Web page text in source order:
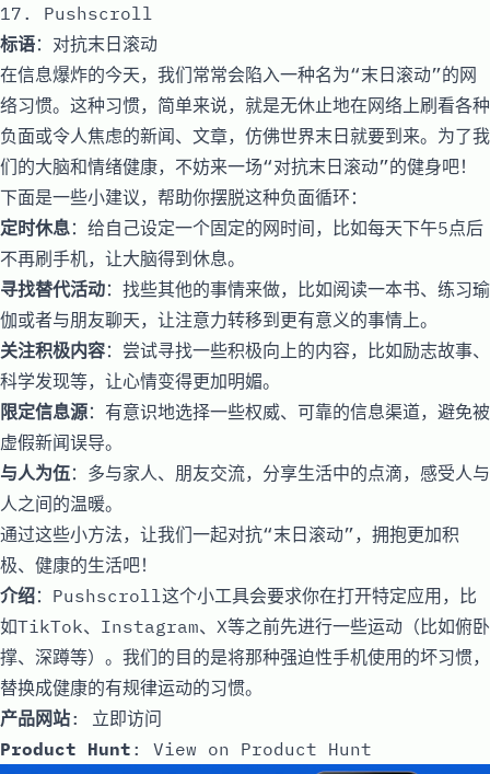
17. Pushscroll
标语：对抗末日滚动
在信息爆炸的今天，我们常常会陷入一种名为“末日滚动”的网
络习惯。这种习惯，简单来说，就是无休止地在网络上刷看各种
负面或令人焦虑的新闻、文章，仿佛世界末日就要到来。为了我
们的大脑和情绪健康，不妨来一场“对抗末日滚动”的健身吧！
下面是一些小建议，帮助你摆脱这种负面循环：
定时休息：给自己设定一个固定的网时间，比如每天下午5点后
不再刷手机，让大脑得到休息。
寻找替代活动：找些其他的事情来做，比如阅读一本书、练习瑜
伽或者与朋友聊天，让注意力转移到更有意义的事情上。
关注积极内容：尝试寻找一些积极向上的内容，比如励志故事、
科学发现等，让心情变得更加明媚。
限定信息源：有意识地选择一些权威、可靠的信息渠道，避免被
虚假新闻误导。
与人为伍：多与家人、朋友交流，分享生活中的点滴，感受人与
人之间的温暖。
通过这些小方法，让我们一起对抗“末日滚动”，拥抱更加积
极、健康的生活吧！
介绍：Pushscroll这个小工具会要求你在打开特定应用，比
如TikTok、Instagram、X等之前先进行一些运动（比如俯卧
撑、深蹲等）。我们的目的是将那种强迫性手机使用的坏习惯，
替换成健康的有规律运动的习惯。
产品网站: 立即访问
Product Hunt : View on Product Hunt